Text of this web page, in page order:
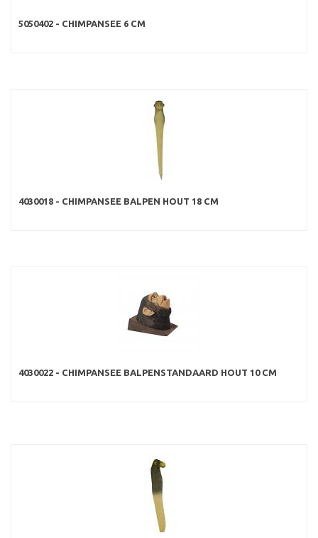
5050402 - CHIMPANSEE 6 CM
4030018 - CHIMPANSEE BALPEN HOUT 18 CM
4030022 - CHIMPANSEE BALPENSTANDAARD HOUT 10 CM